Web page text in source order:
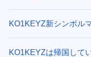
KO1KEYZ新シンボル
KO1KEYZは帰国して